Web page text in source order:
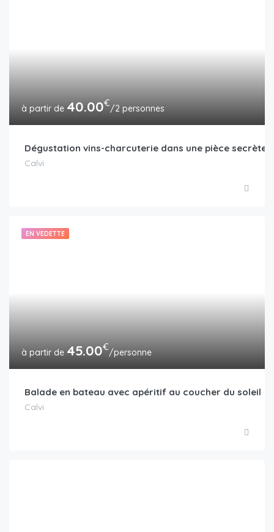
40.00€/2 personnes
Dégustation vins-charcuterie dans une pièce secrète
Calvi
EN VEDETTE
45.00€/personne
Balade en bateau avec apéritif au coucher du soleil
Calvi